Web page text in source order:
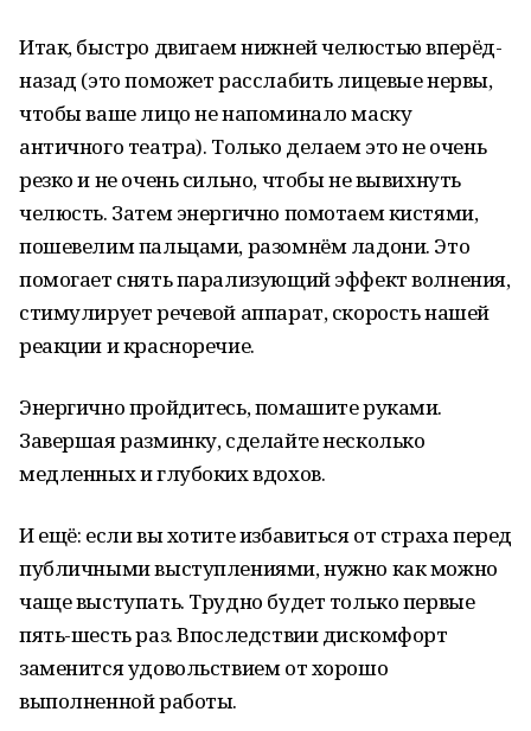
Итак, быстро двигаем нижней челюстью вперёд-
назад (это поможет расслабить лицевые нервы,
чтобы ваше лицо не напоминало маску
античного театра). Только делаем это не очень
резко и не очень сильно, чтобы не вывихнуть
челюсть. Затем энергично помотаем кистями,
пошевелим пальцами, разомнём ладони. Это
помогает снять парализующий эффект волнения,
стимулирует речевой аппарат, скорость нашей
реакции и красноречие.
Энергично пройдитесь, помашите руками.
Завершая разминку, сделайте несколько
медленных и глубоких вдохов.
И ещё: если вы хотите избавиться от страха перед
публичными выступлениями, нужно как можно
чаще выступать. Трудно будет только первые
пять-шесть раз. Впоследствии дискомфорт
заменится удовольствием от хорошо
выполненной работы.